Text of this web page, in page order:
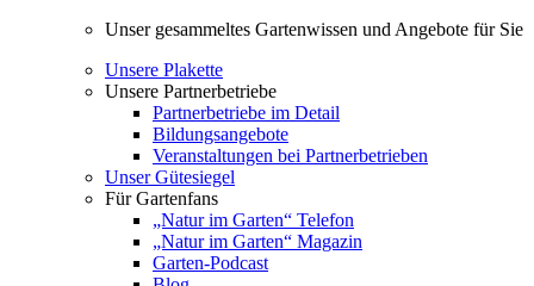
Unser gesammeltes Gartenwissen und Angebote für Sie
Unsere Plakette
Unsere Partnerbetriebe
Partnerbetriebe im Detail
Bildungsangebote
Veranstaltungen bei Partnerbetrieben
Unser Gütesiegel
Für Gartenfans
„Natur im Garten“ Telefon
„Natur im Garten“ Magazin
Garten-Podcast